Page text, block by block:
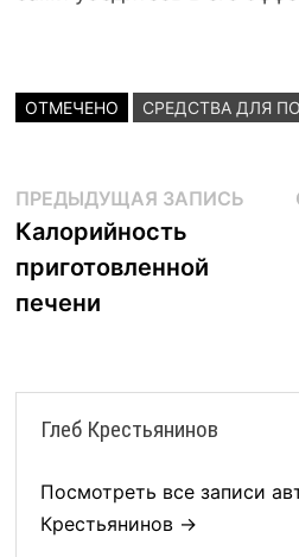
ОТМЕЧЕНО СРЕДСТВА ДЛЯ
Навигация
по
записям
ПРЕДЫДУЩАЯ ЗАПИСЬ
Калорийность
приготовленной
печени
Глеб Крестьянинов
Посмотреть все записи
Крестьянинов →